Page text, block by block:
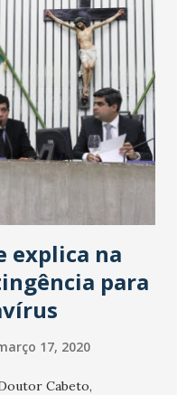
explica na
para
17, 2020
Cabeto,